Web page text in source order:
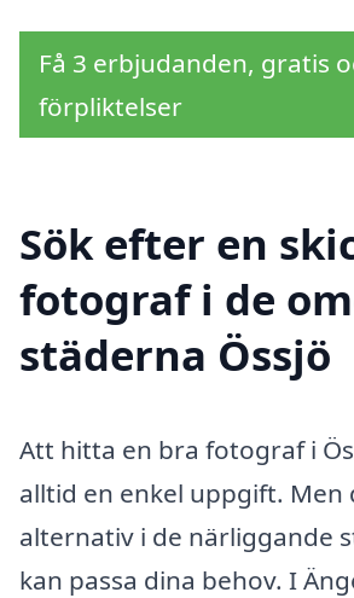
Få 3 erbjudanden, gratis
förpliktelser
Sök efter en
fotograf i de
städerna Össjö
Att hitta en bra fotograf i
alltid en enkel uppgift. Men
alternativ i de närliggande
kan passa dina behov. I